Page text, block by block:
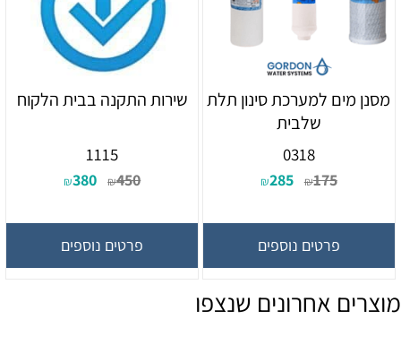
מסנן מים למערכת סינון תלת
שלבית
0318
₪175
₪285
פרטים נוספים
שירות התקנה בבית הלקוח
1115
₪450
₪380
פרטים נוספים
מוצרים אחרונים שנצפו